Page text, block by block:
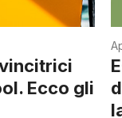
Ecco gli